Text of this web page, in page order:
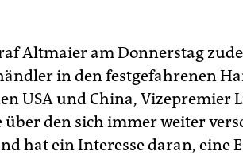
Altmaier am Donnerstag
in den festgefahrenen
USA und China, Vizepremier
über den sich immer weiter
hat ein Interesse daran, eine